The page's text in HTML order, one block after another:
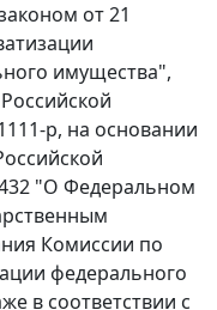
от 21
имущества",
р, на основании
"О Федеральном
Комиссии по
федерального
в соответствии с